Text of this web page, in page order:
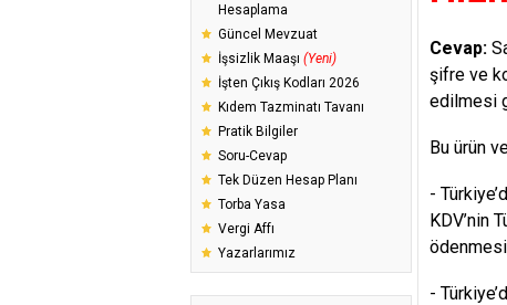
Hesaplama
Güncel Mevzuat
İşsizlik Maaşı (Yeni)
İşten Çıkış Kodları 2026
Kıdem Tazminatı Tavanı
Pratik Bilgiler
Soru-Cevap
Tek Düzen Hesap Planı
Torba Yasa
Vergi Affı
Yazarlarımız
Cevap:
şifre ve
edilmesi
Bu ürün
-
KDV’nin
-